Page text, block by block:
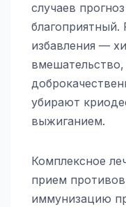
случаев
избавления —
убирают
выжиганием.
Комплексное
прием
иммунизацию